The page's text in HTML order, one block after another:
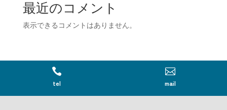
最近のコメント
表示できるコメントはありません。

tel

mail